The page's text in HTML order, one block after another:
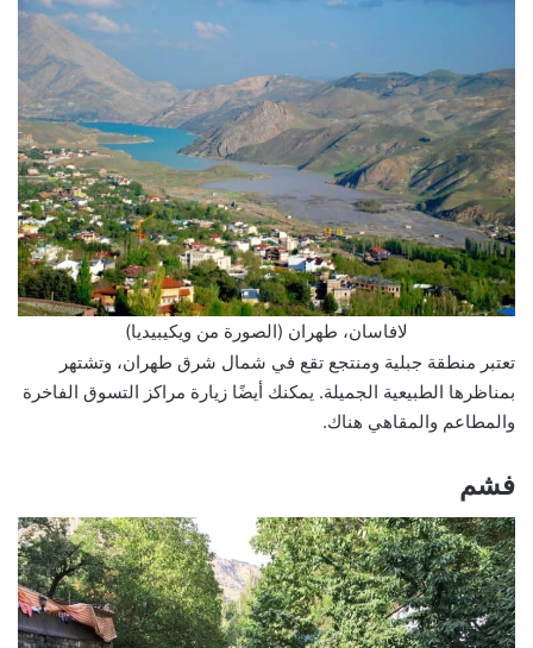
لافاسان، طهران (الصورة من ويكيبيديا)
تعتبر منطقة جبلية ومنتجع تقع في شمال شرق طهران، وتشتهر
بمناظرها الطبيعية الجميلة. يمكنك أيضًا زيارة مراكز التسوق الفاخرة
والمطاعم والمقاهي هناك.
فشم